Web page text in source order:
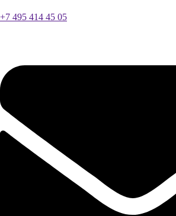
+7 495 414 45 05